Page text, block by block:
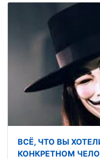
ВСЁ, ЧТО ВЫ
КОНКРЕТНОМ